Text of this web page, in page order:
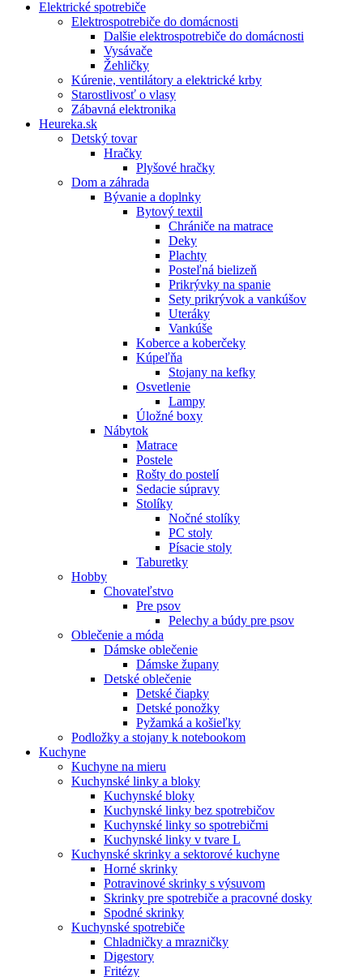
Elektrické spotrebiče
Elektrospotrebiče do domácnosti
Dalšie elektrospotrebiče do domácnosti
Vysávače
Žehličky
Kúrenie, ventilátory a elektrické krby
Starostlivosť o vlasy
Zábavná elektronika
Heureka.sk
Detský tovar
Hračky
Plyšové hračky
Dom a záhrada
Bývanie a doplnky
Bytový textil
Chrániče na matrace
Deky
Plachty
Posteľná bielizeň
Prikrývky na spanie
Sety prikrývok a vankúšov
Uteráky
Vankúše
Koberce a koberčeky
Kúpeľňa
Stojany na kefky
Osvetlenie
Lampy
Úložné boxy
Nábytok
Matrace
Postele
Rošty do postelí
Sedacie súpravy
Stolíky
Nočné stolíky
PC stoly
Písacie stoly
Taburetky
Hobby
Chovateľstvo
Pre psov
Pelechy a búdy pre psov
Oblečenie a móda
Dámske oblečenie
Dámske župany
Detské oblečenie
Detské čiapky
Detské ponožky
Pyžamká a košieľky
Podložky a stojany k notebookom
Kuchyne
Kuchyne na mieru
Kuchynské linky a bloky
Kuchynské bloky
Kuchynské linky bez spotrebičov
Kuchynské linky so spotrebičmi
Kuchynské linky v tvare L
Kuchynské skrinky a sektorové kuchyne
Horné skrinky
Potravinové skrinky s výsuvom
Skrinky pre spotrebiče a pracovné dosky
Spodné skrinky
Kuchynské spotrebiče
Chladničky a mrazničky
Digestory
Fritézy